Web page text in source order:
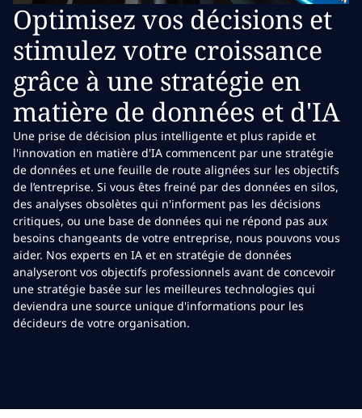
Optimisez vos décisions et
stimulez votre croissance
grâce à une stratégie en
matière de données et d'IA
Une prise de décision plus intelligente et plus rapide et
l'innovation en matière d'IA commencent par une stratégie
de données et une feuille de route alignées sur les objectifs
de l’entreprise. Si vous êtes freiné par des données en silos,
des analyses obsolètes qui n'informent pas les décisions
critiques, ou une base de données qui ne répond pas aux
besoins changeants de votre entreprise, nous pouvons vous
aider. Nos experts en IA et en stratégie de données
analyseront vos objectifs professionnels avant de concevoir
une stratégie basée sur les meilleures technologies qui
deviendra une source unique d'informations pour les
décideurs de votre organisation.